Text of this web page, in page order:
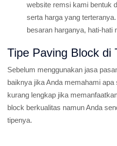
website remsi kami bentuk
serta harga yang
besaran harganya, hati-hati
Tipe Paving Block di
Sebelum menggunakan jasa
baiknya jika Anda memahami
kurang lengkap jika
block berkualitas namun Anda
tipenya.